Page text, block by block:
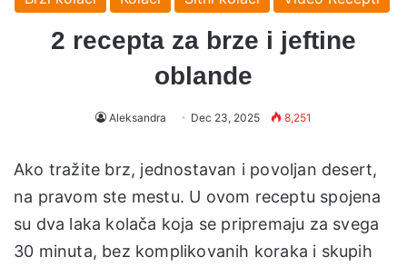
2 recepta za brze i jeftine
oblande
Aleksandra Dec 23, 2025 8,251
Ako tražite brz, jednostavan i povoljan desert,
na pravom ste mestu. U ovom receptu spojena
su dva laka kolača koja se pripremaju za svega
30 minuta, bez komplikovanih koraka i skupih